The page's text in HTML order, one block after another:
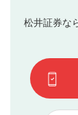
動画
です）
評価およ
ます。
てはお答
て結果
下記の項
見合わ
松井証券な